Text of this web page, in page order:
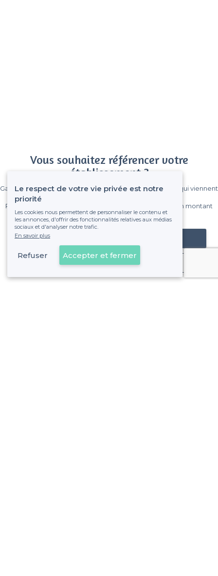
Vous souhaitez référencer votre
établissement ?
Gagnez de nombreux clients parmi le million de visiteurs qui viennent
Pas de commissions et sans engagement, vous payez un montant
fixe sans risque de voir déraper la facture.
Référencer mon établissement
Déjà client
Le respect de votre vie privée est notre
priorité
Les cookies nous permettent de personnaliser le contenu et
les annonces, d'offrir des fonctionnalités relatives aux médias
sociaux et d'analyser notre trafic.
En savoir plus
Refuser Accepter et fermer